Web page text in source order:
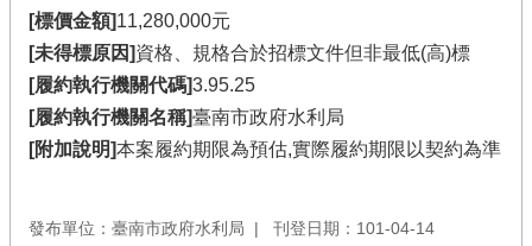
[標價金額]11,280,000元
[未得標原因]資格、規格合於招標文件但非最低(高)標
[履約執行機關代碼]3.95.25
[履約執行機關名稱]臺南市政府水利局
[附加說明]本案履約期限為預估,實際履約期限以契約為準
發布單位：臺南市政府水利局 刊登日期：101-04-14